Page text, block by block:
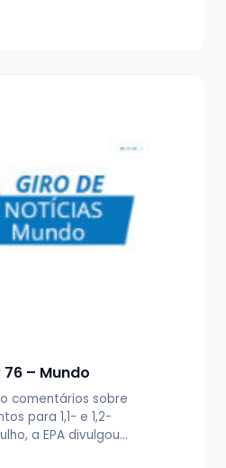
– Mundo
comentários sobre
para 1,1- e 1,2-
a EPA divulgou…